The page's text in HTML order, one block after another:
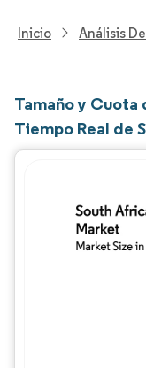
Inicio Análisis
Tamaño y Cuota
Tiempo Real de